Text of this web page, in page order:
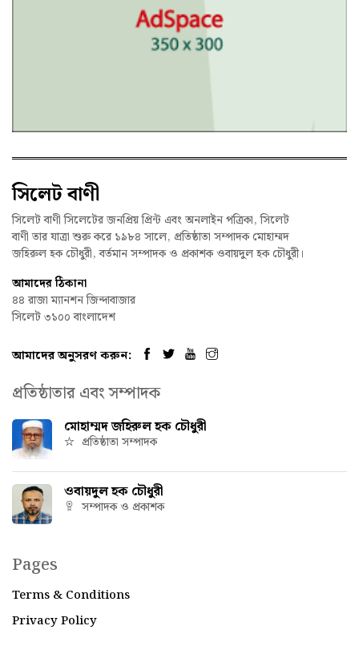
সিলেট বাণী
সিলেট বাণী সিলেটের জনপ্রিয় প্রিন্ট এবং অনলাইন পত্রিকা, সিলেট
বাণী তার যাত্রা শুরু করে ১৯৮৪ সালে, প্রতিষ্ঠাতা সম্পাদক মোহাম্মদ
জহিরুল হক চৌধুরী, বর্তমান সম্পাদক ও প্রকাশক ওবায়দুল হক চৌধুরী।
আমাদের ঠিকানা
৪৪ রাজা ম্যানশন জিন্দাবাজার
সিলেট ৩১০০ বাংলাদেশ
আমাদের অনুসরণ করুন:
প্রতিষ্ঠাতার এবং সম্পাদক
মোহাম্মদ জহিরুল হক চৌধুরী
প্রতিষ্ঠাতা সম্পাদক
ওবায়দুল হক চৌধুরী
সম্পাদক ও প্রকাশক
Pages
Terms & Conditions
Privacy Policy